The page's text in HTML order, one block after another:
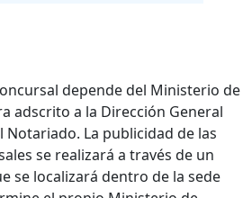
depende del Ministerio de
adscrito a la Dirección General
Notariado. La publicidad de las
se realizará a través de un
se localizará dentro de la sede